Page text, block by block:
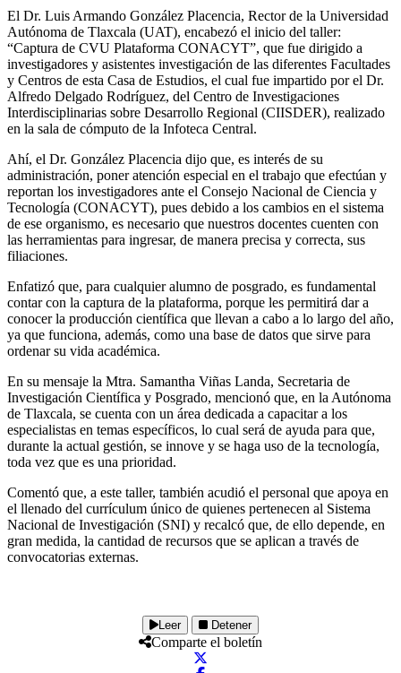
El Dr. Luis Armando González Placencia, Rector de la Universidad
Autónoma de Tlaxcala (UAT), encabezó el inicio del taller:
“Captura de CVU Plataforma CONACYT”, que fue dirigido a
investigadores y asistentes investigación de las diferentes Facultades
y Centros de esta Casa de Estudios, el cual fue impartido por el Dr.
Alfredo Delgado Rodríguez, del Centro de Investigaciones
Interdisciplinarias sobre Desarrollo Regional (CIISDER), realizado
en la sala de cómputo de la Infoteca Central.
Ahí, el Dr. González Placencia dijo que, es interés de su
administración, poner atención especial en el trabajo que efectúan y
reportan los investigadores ante el Consejo Nacional de Ciencia y
Tecnología (CONACYT), pues debido a los cambios en el sistema
de ese organismo, es necesario que nuestros docentes cuenten con
las herramientas para ingresar, de manera precisa y correcta, sus
filiaciones.
Enfatizó que, para cualquier alumno de posgrado, es fundamental
contar con la captura de la plataforma, porque les permitirá dar a
conocer la producción científica que llevan a cabo a lo largo del año,
ya que funciona, además, como una base de datos que sirve para
ordenar su vida académica.
En su mensaje la Mtra. Samantha Viñas Landa, Secretaria de
Investigación Científica y Posgrado, mencionó que, en la Autónoma
de Tlaxcala, se cuenta con un área dedicada a capacitar a los
especialistas en temas específicos, lo cual será de ayuda para que,
durante la actual gestión, se innove y se haga uso de la tecnología,
toda vez que es una prioridad.
Comentó que, a este taller, también acudió el personal que apoya en
el llenado del currículum único de quienes pertenecen al Sistema
Nacional de Investigación (SNI) y recalcó que, de ello depende, en
gran medida, la cantidad de recursos que se aplican a través de
convocatorias externas.
Leer Detener
Comparte el boletín